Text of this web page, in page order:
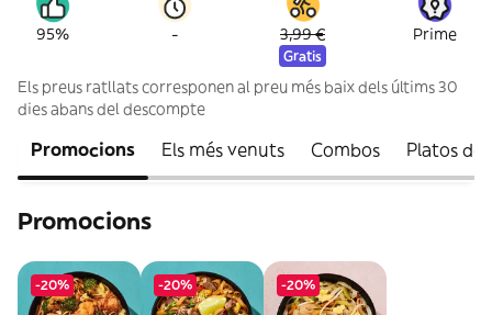
95% - 3,99 €
Gratis
Prime
Els preus ratllats corresponen al preu més baix dels últims 30
dies abans del descompte
Promocions Els més venuts Combos Platos de
Promocions
-20% -20% -20%